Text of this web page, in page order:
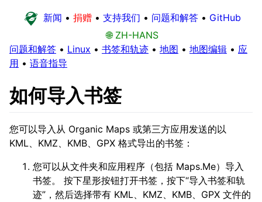
新闻 • 捐赠 • 支持我们 • 问题和解答 • GitHub
🌐 ZH-HANS
问题和解答 • Linux • 书签和轨迹 • 地图 • 地图编辑 • 应
用 • 语音指导
如何导入书签
您可以导入从 Organic Maps 或第三方应用发送的以
KML、KMZ、KMB、GPX 格式导出的书签：
您可以从文件夹和应用程序（包括 Maps.Me）导入
书签。 按下星形按钮打开书签，按下“导入书签和轨
迹”，然后选择带有 KML、KMZ、KMB、GPX 文件的